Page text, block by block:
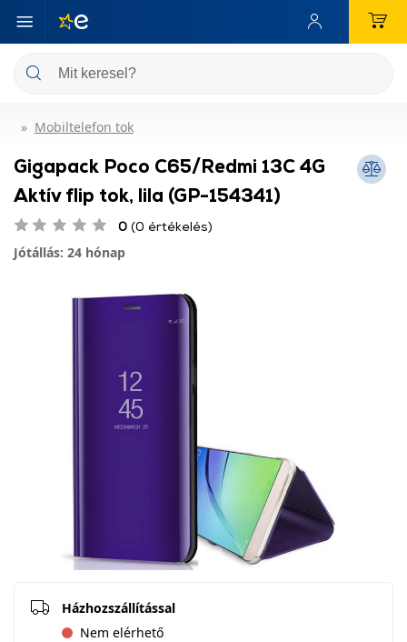
Mobiltelefon tok
Gigapack Poco C65/Redmi 13C 4G
Aktív flip tok, lila (GP-154341)
0 (0 értékelés)
Jótállás: 24 hónap
Házhozszállítással
Nem elérhető